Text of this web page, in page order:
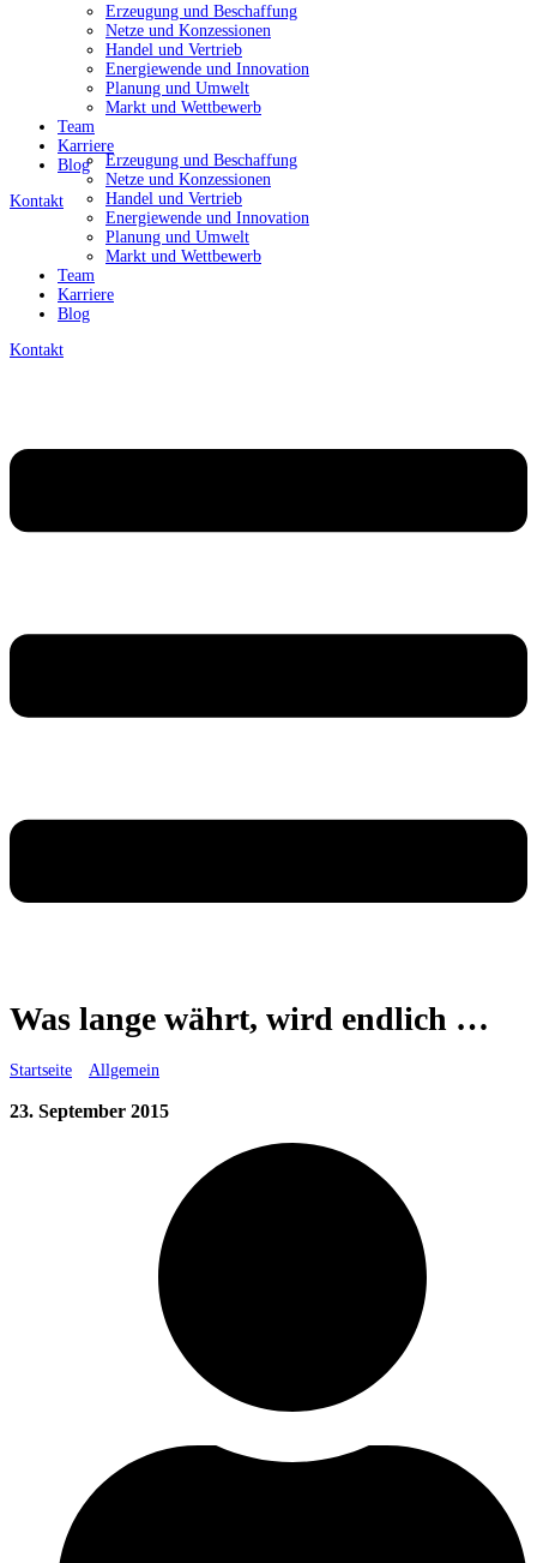
Erzeugung und Beschaffung
Netze und Konzessionen
Handel und Vertrieb
Energiewende und Innovation
Planung und Umwelt
Markt und Wettbewerb
Team
Karriere
Blog
Kontakt
Erzeugung und Beschaffung
Netze und Konzessionen
Handel und Vertrieb
Energiewende und Innovation
Planung und Umwelt
Markt und Wettbewerb
Team
Karriere
Blog
Kontakt
Was lange währt, wird endlich …
Startseite Allgemein
23. September 2015